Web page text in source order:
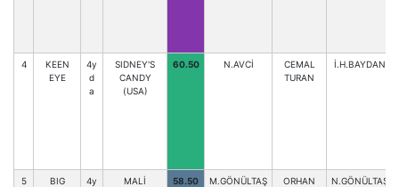
4
KEEN
EYE
4y
d
a
SIDNEY'S
CANDY
(USA)
60.50 N.AVCİ
CEMAL
TURAN
İ.H.BAYDAN
5
BIG
4y
MALİ 58.50 M.GÖNÜLTAŞ
ORHAN
N.GÖNÜLTAŞ